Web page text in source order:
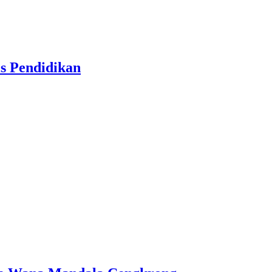
Pendidikan